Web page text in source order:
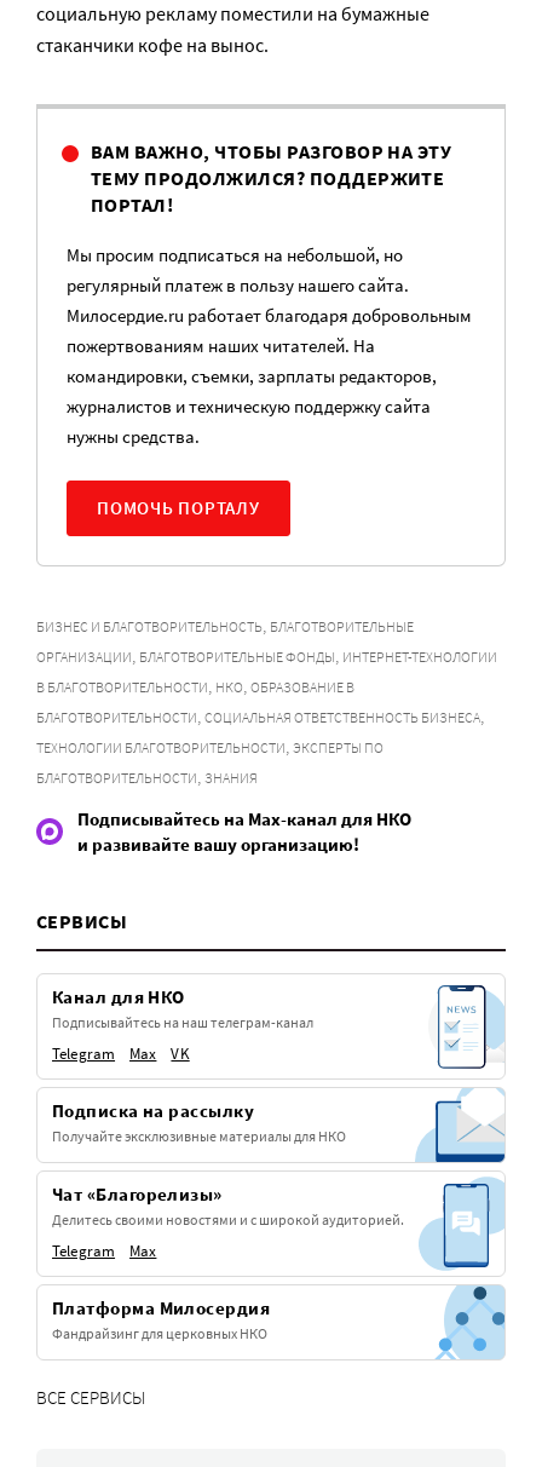
социальную рекламу поместили на бумажные
стаканчики кофе на вынос.
ВАМ ВАЖНО, ЧТОБЫ РАЗГОВОР НА ЭТУ
ТЕМУ ПРОДОЛЖИЛСЯ? ПОДДЕРЖИТЕ
ПОРТАЛ!
Мы просим подписаться на небольшой, но
регулярный платеж в пользу нашего сайта.
Милосердие.ru работает благодаря добровольным
пожертвованиям наших читателей. На
командировки, съемки, зарплаты редакторов,
журналистов и техническую поддержку сайта
нужны средства.
ПОМОЧЬ ПОРТАЛУ
БИЗНЕС И БЛАГОТВОРИТЕЛЬНОСТЬ, БЛАГОТВОРИТЕЛЬНЫЕ
ОРГАНИЗАЦИИ, БЛАГОТВОРИТЕЛЬНЫЕ ФОНДЫ, ИНТЕРНЕТ-ТЕХНОЛОГИИ
В БЛАГОТВОРИТЕЛЬНОСТИ, НКО, ОБРАЗОВАНИЕ В
БЛАГОТВОРИТЕЛЬНОСТИ, СОЦИАЛЬНАЯ ОТВЕТСТВЕННОСТЬ БИЗНЕСА,
ТЕХНОЛОГИИ БЛАГОТВОРИТЕЛЬНОСТИ, ЭКСПЕРТЫ ПО
БЛАГОТВОРИТЕЛЬНОСТИ, ЗНАНИЯ
Подписывайтесь на Max-канал для НКО
и развивайте вашу организацию!
СЕРВИСЫ
Канал для НКО
Подписывайтесь на наш телеграм-канал
Telegram Max VK
Подписка на рассылку
Получайте эксклюзивные материалы для НКО
Чат «Благорелизы»
Делитесь своими новостями и с широкой аудиторией.
Telegram Max
Платформа Милосердия
Фандрайзинг для церковных НКО
ВСЕ СЕРВИСЫ